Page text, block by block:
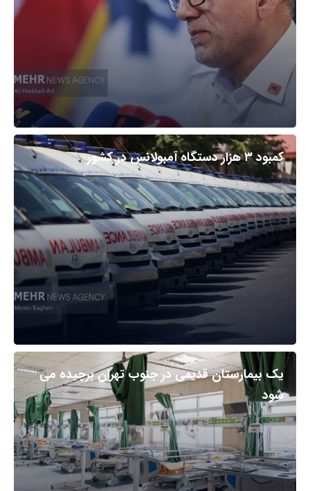
کمبود ۳ هزار دستگاه آمبولانس در کشور
یک بیمارستان قدیمی در جنوب تهران برچیده می
شود